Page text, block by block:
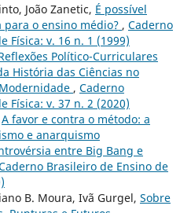
João Zanetic, É possível
o ensino médio? , Caderno
Física: v. 16 n. 1 (1999)
Político-Curriculares
História das Ciências no
, Caderno
Física: v. 37 n. 2 (2020)
A favor e contra o método: a
e anarquismo
entre Big Bang e
Brasileiro de Ensino de
B. Moura, Ivã Gurgel, Sobre